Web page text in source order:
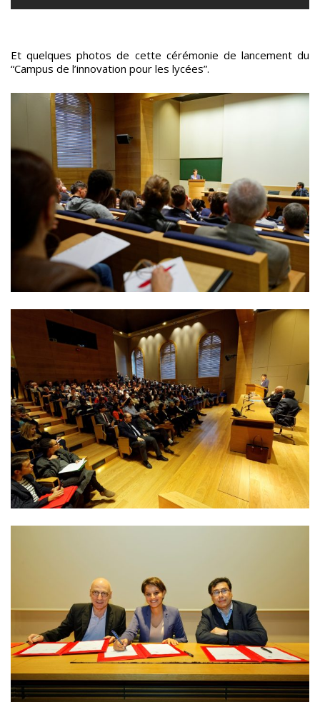
Et quelques photos de cette cérémonie de lancement du
“Campus de l’innovation pour les lycées”.